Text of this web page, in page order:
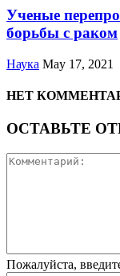
Ученые
борьбы с раком
Наука May 17, 2021
НЕТ
ОСТАВЬТЕ
Пожалуйста,